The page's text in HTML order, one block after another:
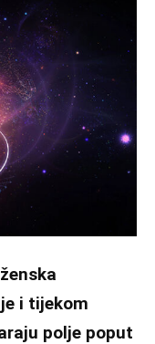
i tijekom
polje poput